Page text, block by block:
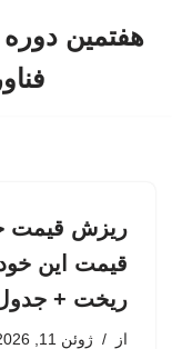
هفتمین
ریزش قیمت
ریخت +
از ژوئن 11, 2026